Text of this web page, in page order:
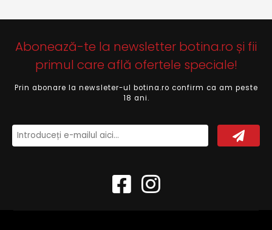
Abonează-te la newsletter botina.ro și fii
primul care află ofertele speciale!
Prin abonare la newsleter-ul botina.ro confirm ca am peste
18 ani.